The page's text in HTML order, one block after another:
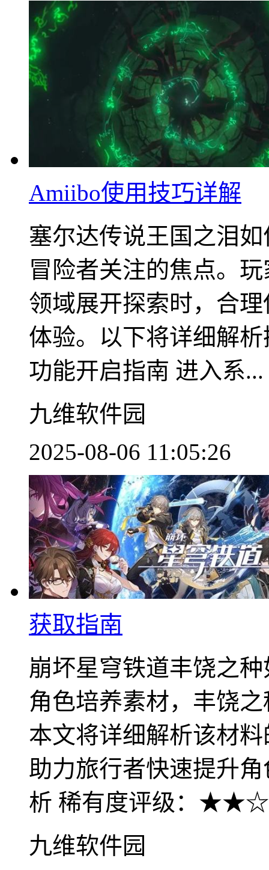
Amiibo使用技巧详解
塞尔达传说王国之泪
冒险者关注的焦点。
领域展开探索时，合
体验。以下将详细解
功能开启指南 进入系...
九维软件园
2025-08-06 11:05:26
获取指南
崩坏星穹铁道丰饶之
角色培养素材，丰饶
本文将详细解析该材
助力旅行者快速提升
析 稀有度评级：
九维软件园